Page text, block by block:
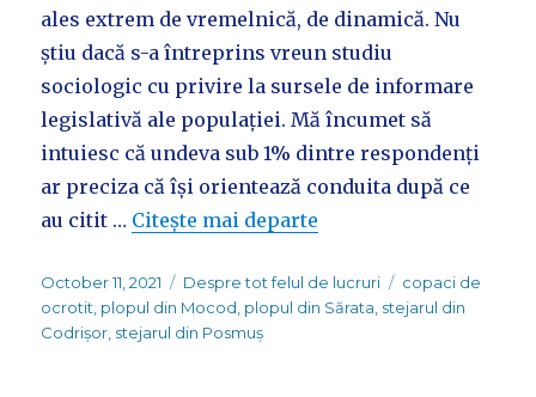
ales extrem de vremelnică, de dinamică. Nu
știu dacă s-a întreprins vreun studiu
sociologic cu privire la sursele de informare
legislativă ale populației. Mă încumet să
intuiesc că undeva sub 1% dintre respondenți
ar preciza că își orientează conduita după ce
au citit … Citește mai departe
Posted
on
October 11, 2021 Categories
Despre tot felul de lucruri Tags
copaci de
ocrotit plopul din Mocod plopul din Sărata stejarul din
Codrișor stejarul din Posmuș